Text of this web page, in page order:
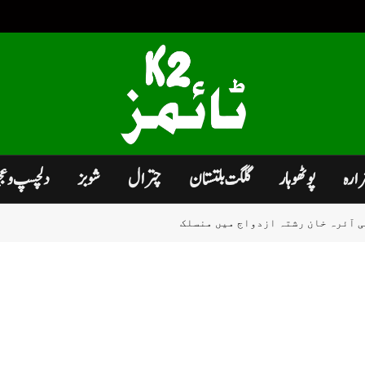
پوٹھوہار گلگت بلتستان چترال شوبز دلچسپ و
آئرہ خان رشتہ ازدواج میں منسلک